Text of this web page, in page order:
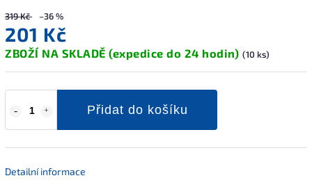
319 Kč –36 %
201 Kč
ZBOŽÍ NA SKLADĚ (expedice do 24 hodin) (10 ks)
Přidat do košíku
Detailní informace